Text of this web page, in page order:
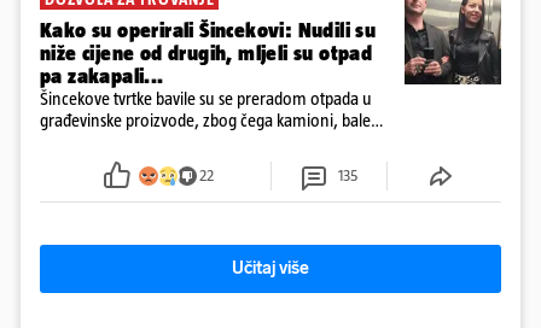
Kako su operirali Šincekovi: Nudili su
niže cijene od drugih, mljeli su otpad
pa zakapali...
Šincekove tvrtke bavile su se preradom otpada u
građevinske proizvode, zbog čega kamioni, bale
22 135
Učitaj više